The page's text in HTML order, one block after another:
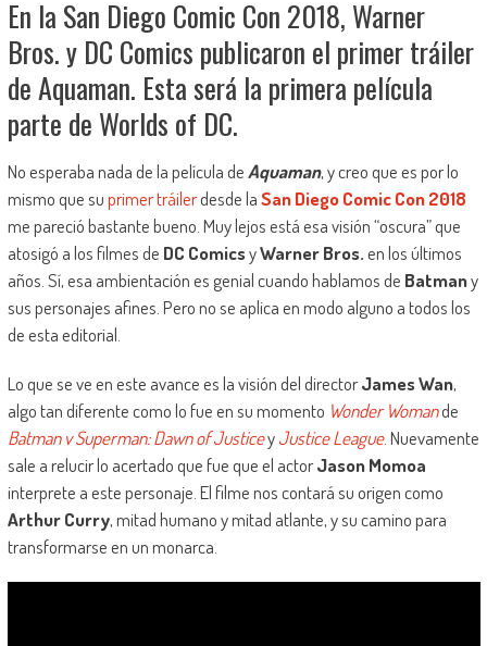
En la San Diego Comic Con 2018, Warner
Bros. y DC Comics publicaron el primer tráiler
de Aquaman. Esta será la primera película
parte de Worlds of DC.
No esperaba nada de la película deAquaman, y creo que es por lo
mismo que suprimer tráilerdesde laSan Diego Comic Con 2018
me pareció bastante bueno. Muy lejos está esa visión “oscura” que
atosigó a los filmes de DC ComicsyWarner Bros.en los últimos
años. Sí, esa ambientación es genial cuando hablamos de Batmany
sus personajes afines. Pero no se aplica en modo alguno a todos los
de esta editorial.
Lo que se ve en este avance es la visión del directorJames Wan,
algo tan diferente como lo fue en su momento Wonder Womande
Batman v Superman: Dawn of JusticeyJustice League. Nuevamente
sale a relucir lo acertado que fue que el actorJason Momoa
interprete a este personaje. El filme nos contará su origen como
Arthur Curry, mitad humano y mitad atlante, y su camino para
transformarse en un monarca.